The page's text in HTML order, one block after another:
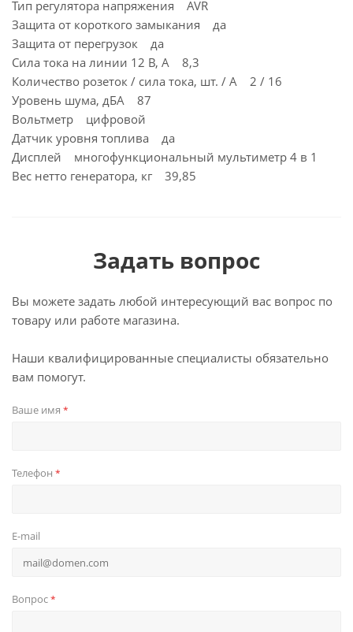
Тип регулятора напряжения AVR
Защита от короткого замыкания да
Защита от перегрузок да
Сила тока на линии 12 В, А 8,3
Количество розеток / сила тока, шт. / А 2 / 16
Уровень шума, дБА 87
Вольтметр цифровой
Датчик уровня топлива да
Дисплей многофункциональный мультиметр 4 в 1
Вес нетто генератора, кг 39,85
Задать вопрос
Вы можете задать любой интересующий вас вопрос по
товару или работе магазина.
Наши квалифицированные специалисты обязательно
вам помогут.
Ваше имя *
Телефон *
E-mail
Вопрос*